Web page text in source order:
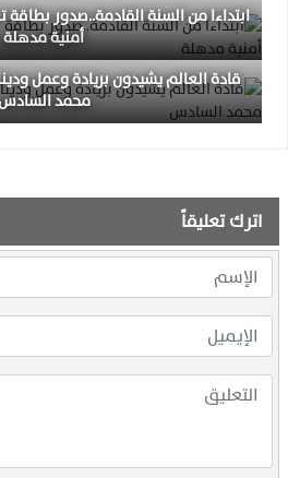
ابتداءا من السنة القادمة..صدور بطاقة
أمنية مدهلة
قادة العالم يشيدون بريادة وعمل
محمد
اترك تعليقاً